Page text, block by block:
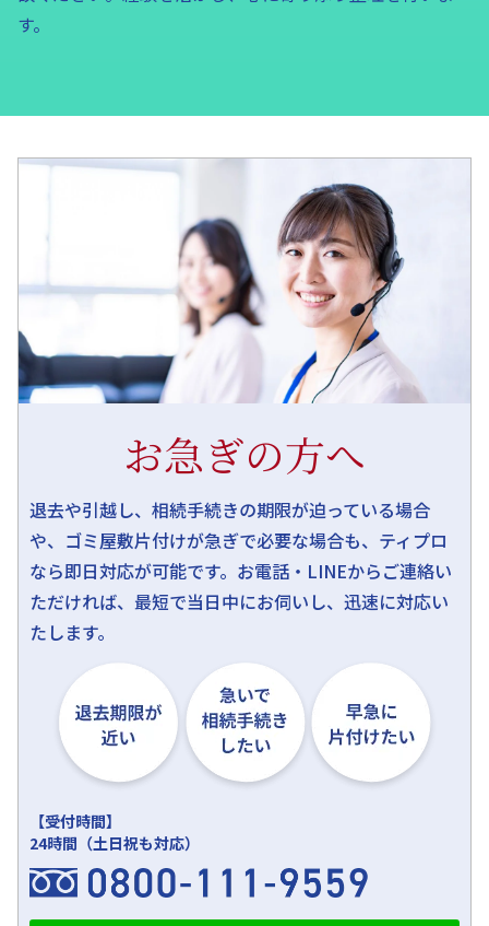
す。
お急ぎの方へ
退去や引越し、相続手続きの期限が迫っている場合
や、ゴミ屋敷片付けが急ぎで必要な場合も、ティプロ
なら即日対応が可能です。お電話・LINEからご連絡い
ただければ、最短で当日中にお伺いし、迅速に対応い
たします。
【受付時間】
24時間（土日祝も対応）